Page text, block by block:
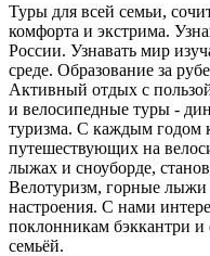
Туры для всей семьи,
комфорта и экстрима.
России. Узнавать мир
среде. Образование за
Активный отдых с
и велосипедные туры -
туризма. С каждым годом
путешествующих на
лыжах и сноуборде,
Велотуризм, горные лыжи
настроения. С нами
поклонникам бэккантри и
семьёй.